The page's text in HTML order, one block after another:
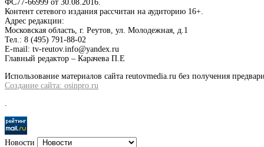
ФС77-66999 от 30.08.2016.
Контент сетевого издания рассчитан на аудиторию 16+.
Адрес редакции:
Московская область, г. Реутов, ул. Молодежная, д.1
Тел.: 8 (495) 791-88-02
E-mail: tv-reutov.info@yandex.ru
Главный редактор – Карачева П.Е
Использование материалов сайта reutovmedia.ru без получения
Создание сайта: osinpro.ru
.
Новости